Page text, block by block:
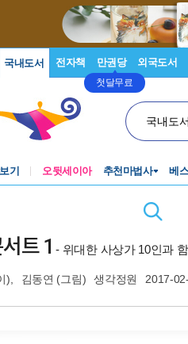
국내도서 전자책 만권당
첫달무료
외국도서
국내도
기 오뒷세이아 추천마법사 베
트 1 - 위대한 사상가 10인과
), 김동연 (그림) 생각정원 2017-